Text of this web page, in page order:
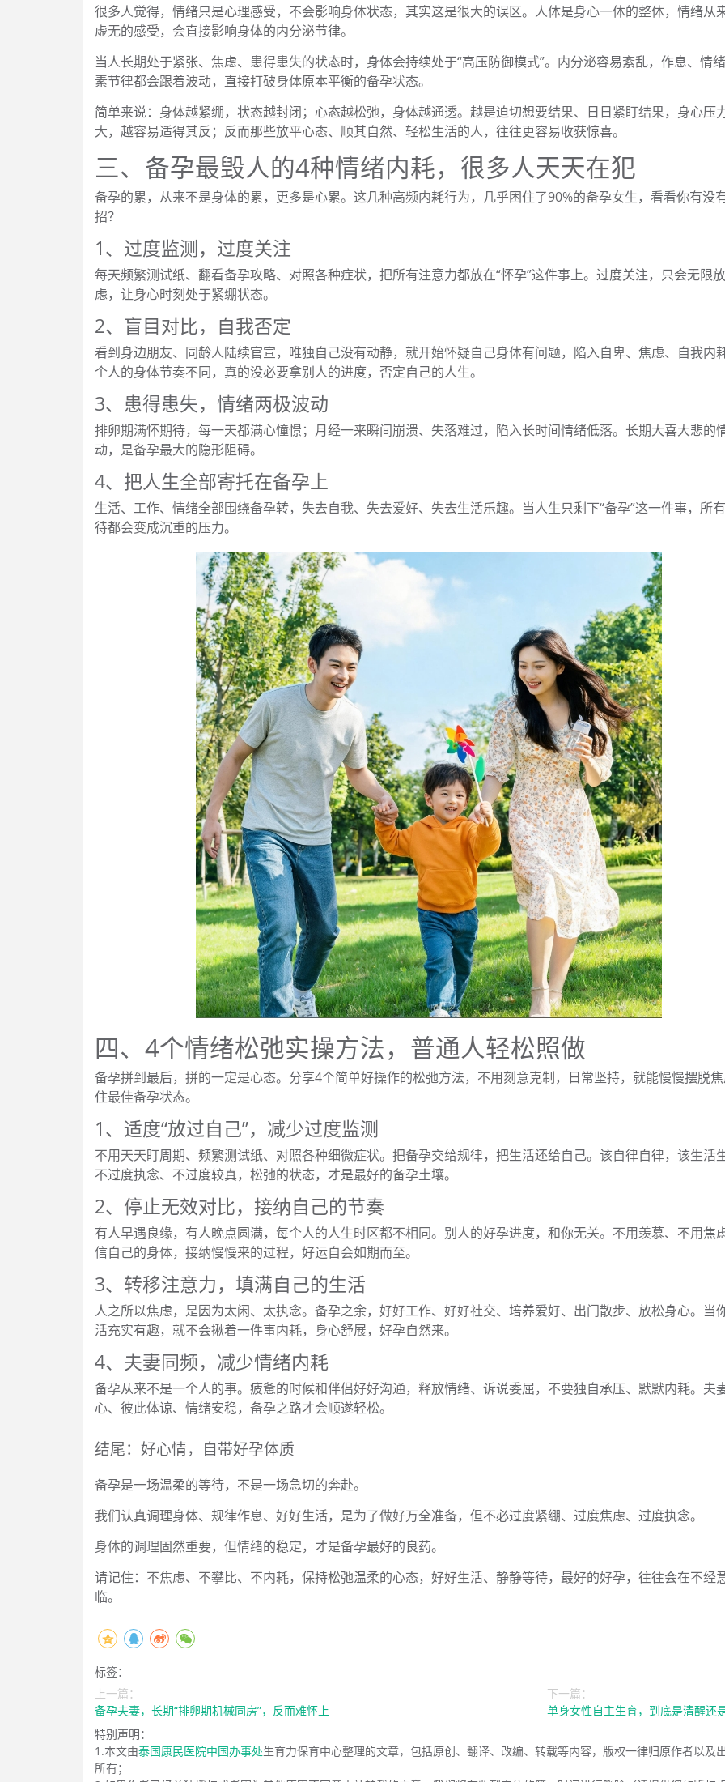
很多人觉得，情绪只是心理感受，不会影响身体状态，其实这是很大的误区。人体是身心一体的整体，情绪从
虚无的感受，会直接影响身体的内分泌节律。
当人长期处于紧张、焦虑、患得患失的状态时，身体会持续处于“高压防御模式”。内分泌容易紊乱，作息、情
素节律都会跟着波动，直接打破身体原本平衡的备孕状态。
简单来说：身体越紧绷，状态越封闭；心态越松弛，身体越通透。越是迫切想要结果、日日紧盯结果，身心压
大，越容易适得其反；反而那些放平心态、顺其自然、轻松生活的人，往往更容易收获惊喜。
三、备孕最毁人的4种情绪内耗，很多人天天在犯
备孕的累，从来不是身体的累，更多是心累。这几种高频内耗行为，几乎困住了90%的备孕女生，看看你有没
招？
1、过度监测，过度关注
每天频繁测试纸、翻看备孕攻略、对照各种症状，把所有注意力都放在“怀孕”这件事上。过度关注，只会无限
虑，让身心时刻处于紧绷状态。
2、盲目对比，自我否定
看到身边朋友、同龄人陆续官宣，唯独自己没有动静，就开始怀疑自己身体有问题，陷入自卑、焦虑、自我内
个人的身体节奏不同，真的没必要拿别人的进度，否定自己的人生。
3、患得患失，情绪两极波动
排卵期满怀期待，每一天都满心憧憬；月经一来瞬间崩溃、失落难过，陷入长时间情绪低落。长期大喜大悲的
动，是备孕最大的隐形阻碍。
4、把人生全部寄托在备孕上
生活、工作、情绪全部围绕备孕转，失去自我、失去爱好、失去生活乐趣。当人生只剩下“备孕”这一件事，所
待都会变成沉重的压力。
四、4个情绪松弛实操方法，普通人轻松照做
备孕拼到最后，拼的一定是心态。分享4个简单好操作的松弛方法，不用刻意克制，日常坚持，就能慢慢摆脱
住最佳备孕状态。
1、适度“放过自己”，减少过度监测
不用天天盯周期、频繁测试纸、对照各种细微症状。把备孕交给规律，把生活还给自己。该自律自律，该生活生
不过度执念、不过度较真，松弛的状态，才是最好的备孕土壤。
2、停止无效对比，接纳自己的节奏
有人早遇良缘，有人晚点圆满，每个人的人生时区都不相同。别人的好孕进度，和你无关。不用羡慕、不用焦
信自己的身体，接纳慢慢来的过程，好运自会如期而至。
3、转移注意力，填满自己的生活
人之所以焦虑，是因为太闲、太执念。备孕之余，好好工作、好好社交、培养爱好、出门散步、放松身心。当
活充实有趣，就不会揪着一件事内耗，身心舒展，好孕自然来。
4、夫妻同频，减少情绪内耗
备孕从来不是一个人的事。疲惫的时候和伴侣好好沟通，释放情绪、诉说委屈，不要独自承压、默默内耗。夫
心、彼此体谅、情绪安稳，备孕之路才会顺遂轻松。
结尾：好心情，自带好孕体质
备孕是一场温柔的等待，不是一场急切的奔赴。
我们认真调理身体、规律作息、好好生活，是为了做好万全准备，但不必过度紧绷、过度焦虑、过度执念。
身体的调理固然重要，但情绪的稳定，才是备孕最好的良药。
请记住：不焦虑、不攀比、不内耗，保持松弛温柔的心态，好好生活、静静等待，最好的好孕，往往会在不经
临。
标签：
上一篇：
备孕夫妻，长期“排卵期机械同房”，反而难怀上
下一篇：
单身女性自主生育，到底是清醒还
特别声明：
1.本文由泰国康民医院中国办事处生育力保育中心整理的文章，包括原创、翻译、改编、转载等内容，版权一律归原作者以及
所有；